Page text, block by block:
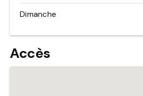
Dimanche
Accès